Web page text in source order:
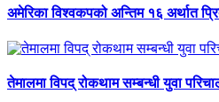
अमेरिका विश्वकपको अन्तिम १६ अर्थात
तेमालमा विपद् रोकथाम सम्बन्धी युवा